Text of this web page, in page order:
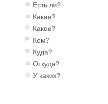
Есть ли?
Какая?
Какое?
Кем?
Куда?
Откуда?
У каких?